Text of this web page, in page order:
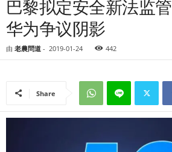
巴黎拟定安全新法监
华为争议阴影
由 老農問道 - 2019-01-24 442
Share